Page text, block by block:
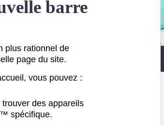
barre
plus rationnel de
page du site.
vous pouvez :
des appareils
spécifique.